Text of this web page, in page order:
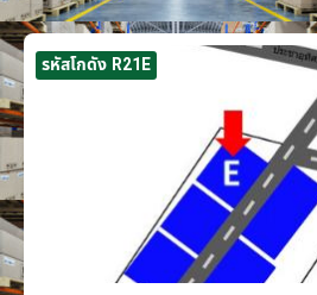
รหัสโกดัง R21E